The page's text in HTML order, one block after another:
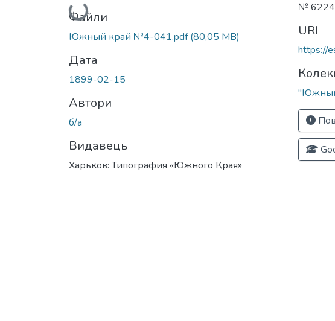
Вантажиться...
Файли
Южный край №4-041.pdf(80,05 MB)
Дата
1899-02-15
Автори
б/а
Видавець
Харьков: Типография «Южного Края»
№
URI
https://
"Южный